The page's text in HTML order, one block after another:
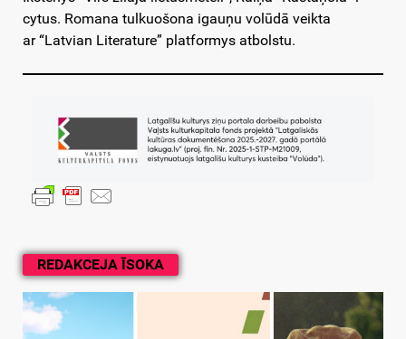
REDAKCEJA ĪSOKA
cytus. Romana tulkuošona igauņu volūdā veikta
ar “Latvian Literature” platformys atbolstu.